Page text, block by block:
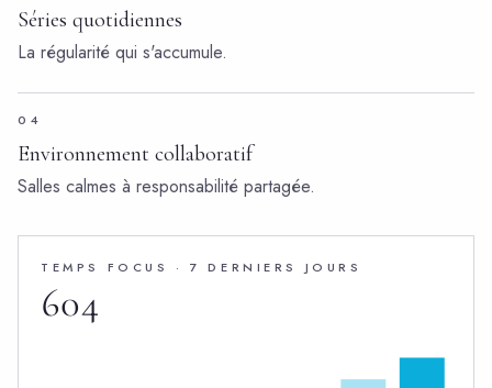
Séries quotidiennes
La régularité qui s'accumule.
04
Environnement collaboratif
Salles calmes à responsabilité partagée.
TEMPS FOCUS · 7 DERNIERS JOURS
604